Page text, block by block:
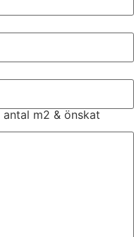
m2 & önskat